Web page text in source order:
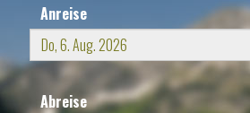
Anreise
August 2026
Mo Di Mi
Abreise